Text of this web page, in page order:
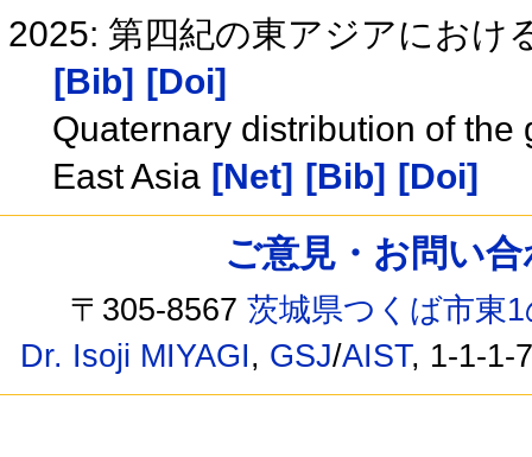
2025: 第四紀の東アジアにお
[Bib] [Doi]
Quaternary distribution of
East Asia [Net] [Bib] [Doi]
ご意見・お問い
〒305-8567茨城県つくば市東
Dr. Isoji MIYAGI, GSJ/AIST, 1-1-1-